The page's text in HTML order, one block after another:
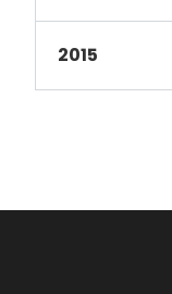
2015